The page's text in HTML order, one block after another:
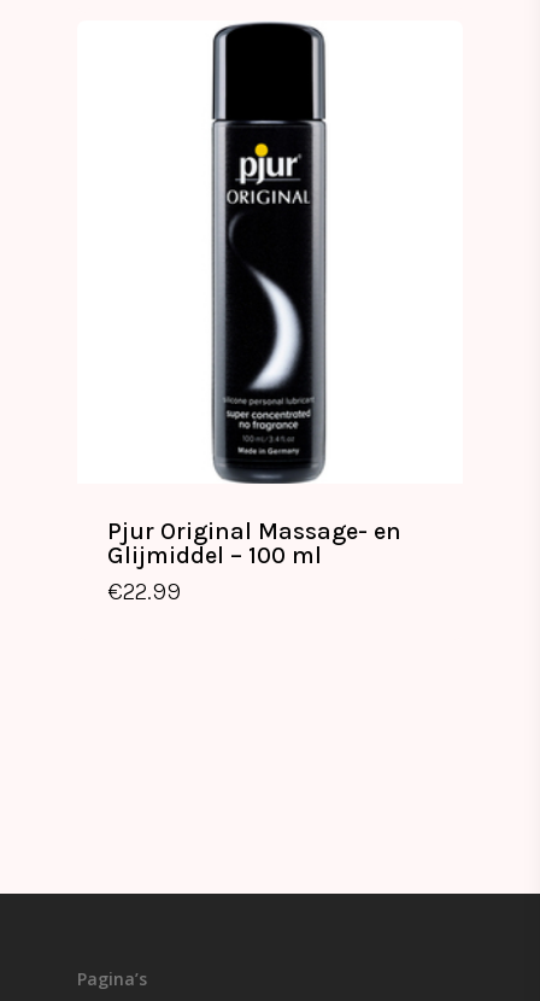
Pjur Original Massage- en
Glijmiddel – 100 ml
€22.99
€22.99
Pagina’s